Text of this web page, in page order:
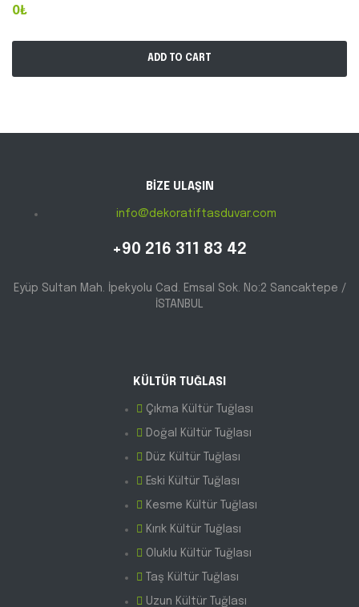
0₺
ADD TO CART
KÜLTÜR TUĞLASI
Çıkma Kültür Tuğlası
Doğal Kültür Tuğlası
Düz Kültür Tuğlası
Eski Kültür Tuğlası
Kesme Kültür Tuğlası
Kırık Kültür Tuğlası
Oluklu Kültür Tuğlası
Taş Kültür Tuğlası
Uzun Kültür Tuğlası
BİZE ULAŞIN
info@dekoratiftasduvar.com
+90 216 311 83 42
Eyüp Sultan Mah. İpekyolu Cad. Emsal Sok. No:2 Sancaktepe /
İSTANBUL